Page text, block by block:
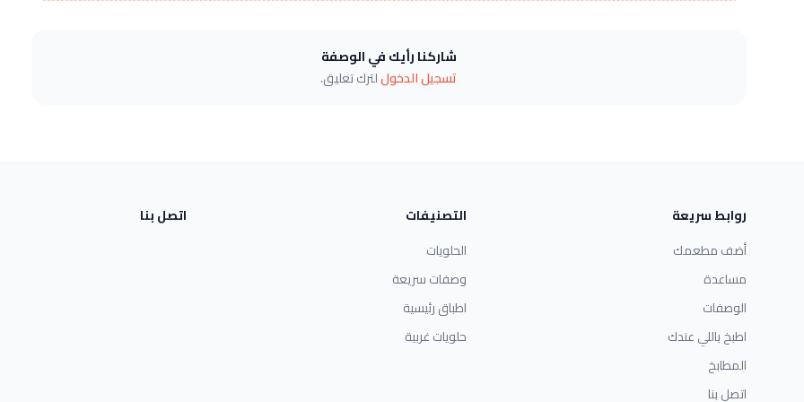
شاركنا رأيك في الوصفة
تسجيل الدخوللترك تعليق.
روابط سريعة
أضف مطعمك
مساعدة
الوصفات
اطبخ باللي عندك
المطابخ
اتصل بنا
التصنيفات
الحلويات
وصفات سريعة
اطباق رئيسية
حلويات غربية
اتصل بنا